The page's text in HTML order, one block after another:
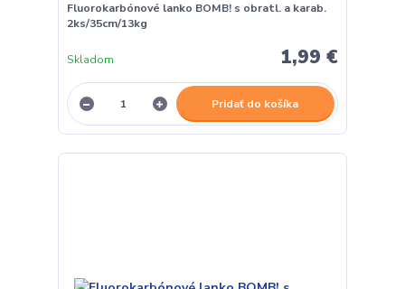
Fluorokarbónové lanko BOMB! s obratl. a karab.
2ks/35cm/13kg
1,99 €
Skladom
Pridať do košíka